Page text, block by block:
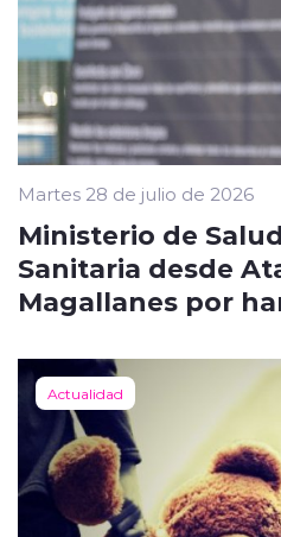
Martes 28 de julio de 2026
Ministerio de
Sanitaria desde
Magallanes por
Actualidad